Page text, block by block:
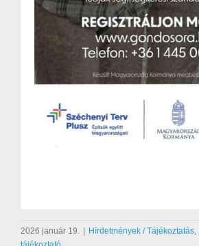
2026 január 19. Hírdetmények / Tájékoztatás,